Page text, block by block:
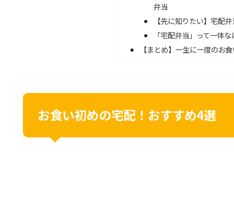
弁当
【先に知りたい】宅配
「宅配弁当」って一体な
【まとめ】一生に一度のお
お食い初めの宅配！おすすめ4選